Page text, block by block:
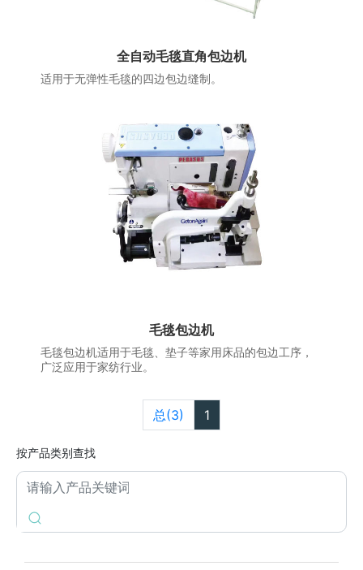
按产品类别查找
全自动毛毯直角包边机
适用于无弹性毛毯的四边包边缝制。
毛毯包边机
毛毯包边机适用于毛毯、垫子等家用床品的包边工序，
广泛应用于家纺行业。
总(3) 1